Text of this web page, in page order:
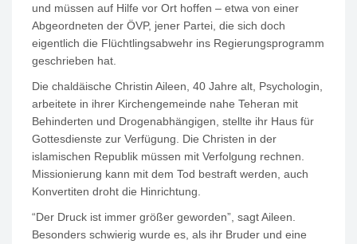
und müssen auf Hilfe vor Ort hoffen – etwa von einer
Abgeordneten der ÖVP, jener Partei, die sich doch
eigentlich die Flüchtlingsabwehr ins Regierungsprogramm
geschrieben hat.
Die chaldäische Christin Aileen, 40 Jahre alt, Psychologin,
arbeitete in ihrer Kirchengemeinde nahe Teheran mit
Behinderten und Drogenabhängigen, stellte ihr Haus für
Gottesdienste zur Verfügung. Die Christen in der
islamischen Republik müssen mit Verfolgung rechnen.
Missionierung kann mit dem Tod bestraft werden, auch
Konvertiten droht die Hinrichtung.
“Der Druck ist immer größer geworden”, sagt Aileen.
Besonders schwierig wurde es, als ihr Bruder und eine